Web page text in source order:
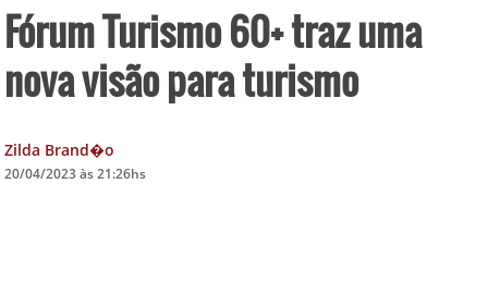
GASTRONOMIA
HOTELARIA
MODA
Fórum Turismo 60+ traz uma
nova visão para turismo
Zilda Brand�o
20/04/2023 às 21:26hs